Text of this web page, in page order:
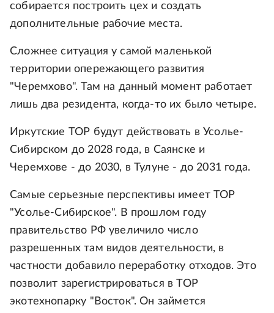
собирается построить цех и создать
дополнительные рабочие места.
Сложнее ситуация у самой маленькой
территории опережающего развития
"Черемхово". Там на данный момент работает
лишь два резидента, когда-то их было четыре.
Иркутские ТОР будут действовать в Усолье-
Сибирском до 2028 года, в Саянске и
Черемхове - до 2030, в Тулуне - до 2031 года.
Самые серьезные перспективы имеет ТОР
"Усолье-Сибирское". В прошлом году
правительство РФ увеличило число
разрешенных там видов деятельности, в
частности добавило переработку отходов. Это
позволит зарегистрироваться в ТОР
экотехнопарку "Восток". Он займется